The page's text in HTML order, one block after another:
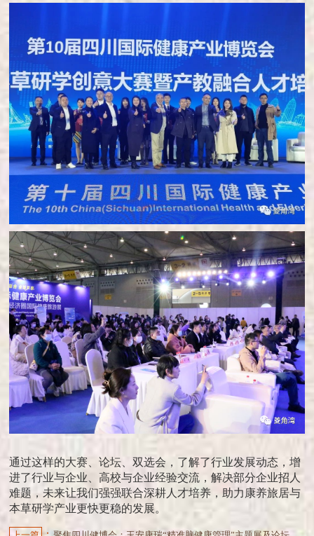
通过这样的大赛、论坛、双选会，了解了行业发展动态，增
进了行业与企业、高校与企业经验交流，解决部分企业招人
难题，未来让我们强强联合深耕人才培养，助力康养旅居与
本草研学产业更快更稳的发展。